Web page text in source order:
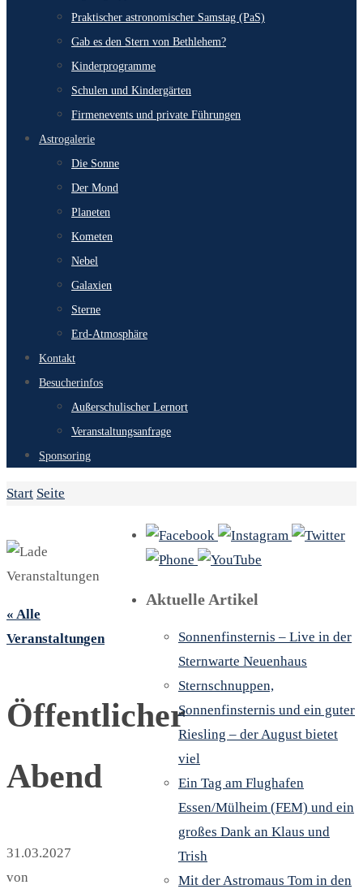
Praktischer astronomischer Samstag (PaS)
Gab es den Stern von Bethlehem?
Kinderprogramme
Schulen und Kindergärten
Firmenevents und private Führungen
Astrogalerie
Die Sonne
Der Mond
Planeten
Kometen
Nebel
Galaxien
Sterne
Erd-Atmosphäre
Kontakt
Besucherinfos
Außerschulischer Lernort
Veranstaltungsanfrage
Sponsoring
Start Seite
« Alle
Veranstaltungen
Öffentlicher
Abend
31.03.2027
von
Aktuelle Artikel
Sonnenfinsternis – Live in der
Sternwarte Neuenhaus
Sternschnuppen,
Sonnenfinsternis und ein guter
Riesling – der August bietet
viel
Ein Tag am Flughafen
Essen/Mülheim (FEM) und ein
großes Dank an Klaus und
Trish
Mit der Astromaus Tom in den